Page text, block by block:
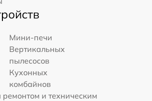
Мини-печи
Вертикальных
пылесосов
Кухонных
комбайнов
и техническим